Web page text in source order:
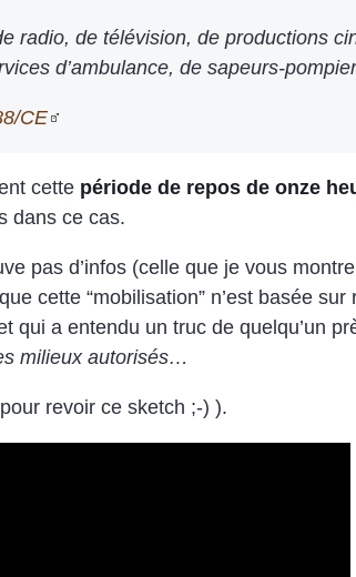
radio, de télévision, de productions
d’ambulance, de sapeurs-
CE
cette période de repos de onze
dans ce cas.
pas d’infos (celle que je vous
cette “mobilisation” n’est basée
qui a entendu un truc de quelqu’un
milieux autorisés…
revoir ce sketch ;-) ).